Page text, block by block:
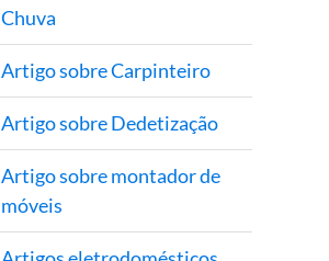
Chuva
Artigo sobre Carpinteiro
Artigo sobre Dedetização
Artigo sobre montador de
móveis